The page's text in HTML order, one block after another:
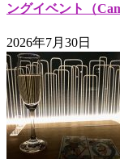
ングイベント（
2026年7月30日